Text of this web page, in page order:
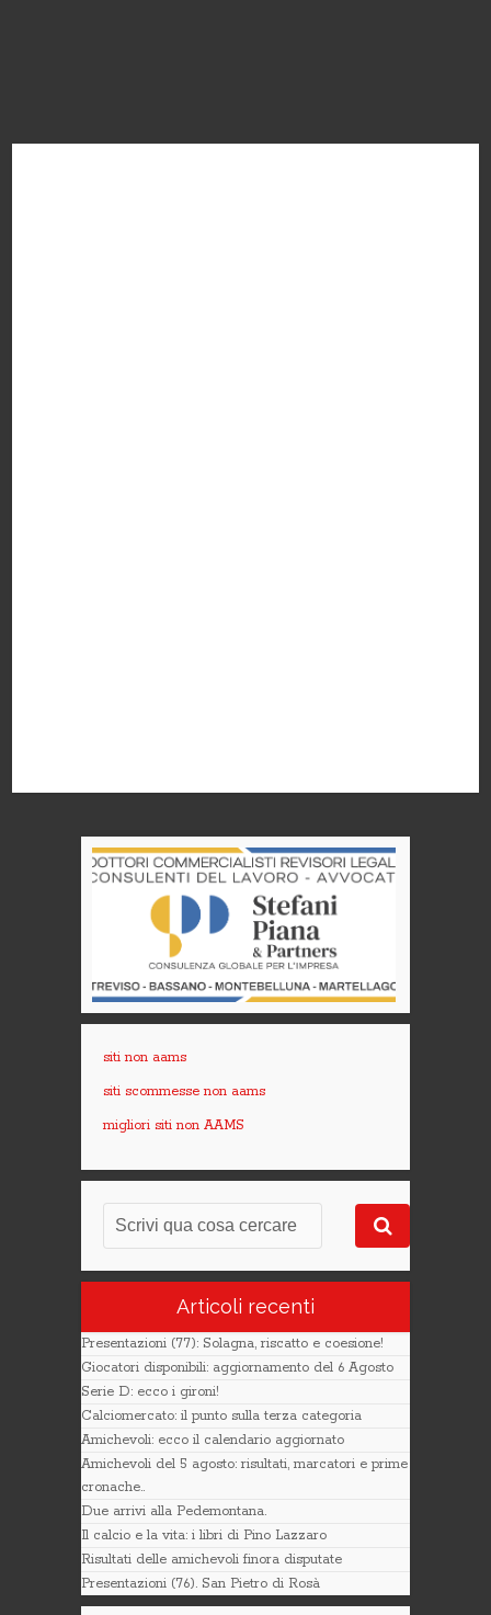
siti non aams
siti scommesse non aams
migliori siti non AAMS
Articoli recenti
Presentazioni (77): Solagna, riscatto e coesione!
Giocatori disponibili: aggiornamento del 6 Agosto
Serie D: ecco i gironi!
Calciomercato: il punto sulla terza categoria
Amichevoli: ecco il calendario aggiornato
Amichevoli del 5 agosto: risultati, marcatori e prime
cronache..
Due arrivi alla Pedemontana.
Il calcio e la vita: i libri di Pino Lazzaro
Risultati delle amichevoli finora disputate
Presentazioni (76). San Pietro di Rosà